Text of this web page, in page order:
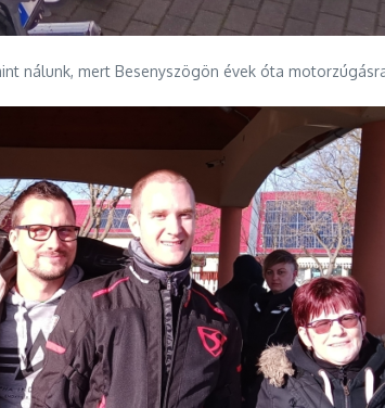
nálunk, mert Besenyszögön évek óta